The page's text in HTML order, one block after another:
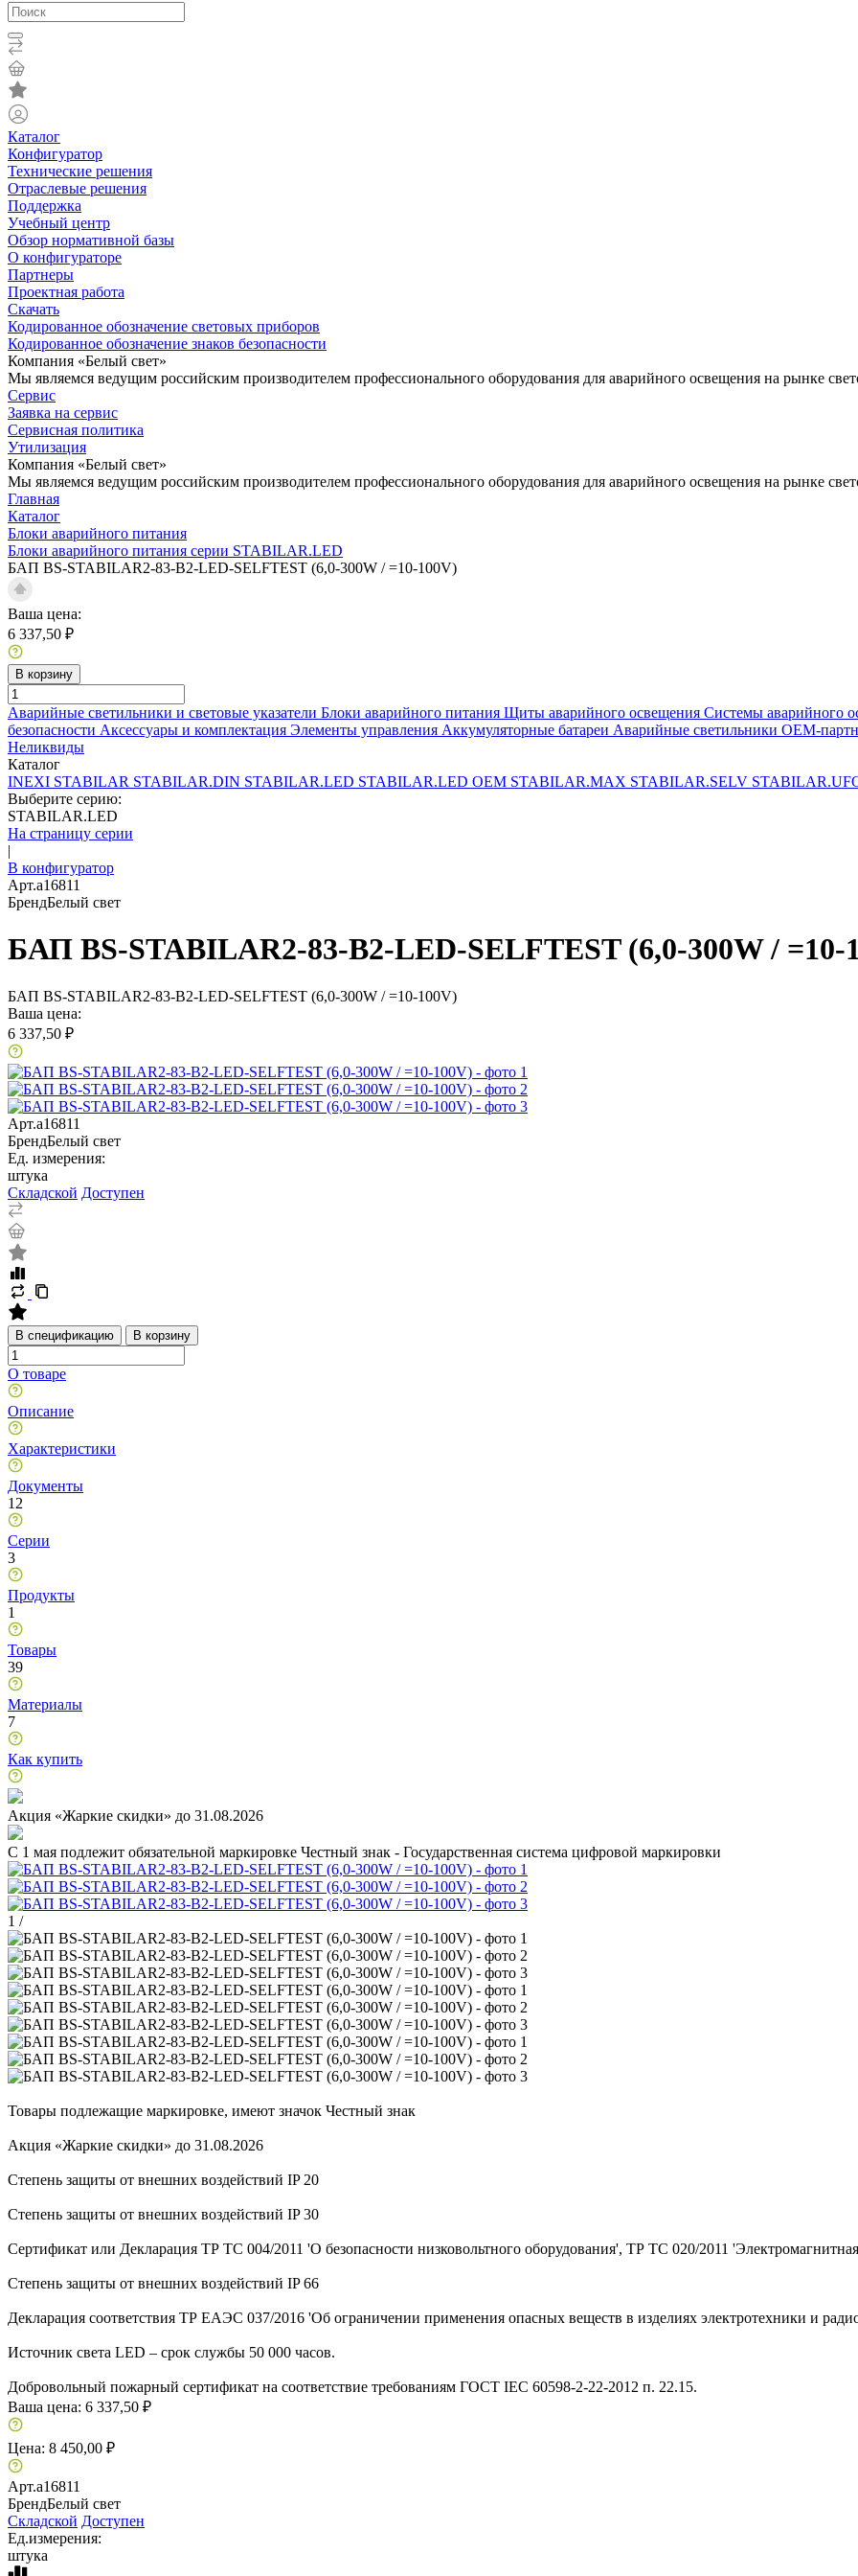
Каталог
Конфигуратор
Технические решения
Отраслевые решения
Поддержка
Учебный центр
Обзор нормативной базы
О конфигураторе
Партнеры
Проектная работа
Скачать
Кодированное обозначение световых приборов
Кодированное обозначение знаков безопасности
Компания «Белый свет»
Мы являемся ведущим российским производителем профессионального оборудования для аварийного освещения на рынке
Сервис
Заявка на сервис
Сервисная политика
Утилизация
Компания «Белый свет»
Мы являемся ведущим российским производителем профессионального оборудования для аварийного освещения на рынке
Главная
Каталог
Блоки аварийного питания
Блоки аварийного питания серии STABILAR.LED
БАП BS-STABILAR2-83-B2-LED-SELFTEST (6,0-300W / =10-100V)
Ваша цена:
6 337,50 ₽
В корзину
Аварийные светильники и световые указатели Блоки аварийного питания Щиты аварийного освещения Системы аварийного
безопасности Аксессуары и комплектация Элементы управления Аккумуляторные батареи Аварийные светильники ОЕМ-
Неликвиды
Каталог
INEXI STABILAR STABILAR.DIN STABILAR.LED STABILAR.LED OEM STABILAR.MAX STABILAR.SELV
Выберите серию:
STABILAR.LED
На страницу серии
|
В конфигуратор
Арт.a16811
БрендБелый свет
БАП BS-STABILAR2-83-B2-LED-SELFTEST (6,0-300W / =10-
БАП BS-STABILAR2-83-B2-LED-SELFTEST (6,0-300W / =10-100V)
Ваша цена:
6 337,50 ₽
Арт.a16811
БрендБелый свет
Ед. измерения:
штука
Складской Доступен
В спецификацию В корзину
О товаре
Описание
Характеристики
Документы
12
Серии
3
Продукты
1
Товары
39
Материалы
7
Как купить
Акция «Жаркие скидки» до 31.08.2026
C 1 мая подлежит обязательной маркировке Честный знак - Государственная система цифровой маркировки
1 /
Товары подлежащие маркировке, имеют значок Честный знак
Акция «Жаркие скидки» до 31.08.2026
Степень защиты от внешних воздействий IP 20
Степень защиты от внешних воздействий IP 30
Сертификат или Декларация ТР ТС 004/2011 'О безопасности низковольтного оборудования', ТР ТС 020/2011
Степень защиты от внешних воздействий IP 66
Декларация соответствия ТР ЕАЭС 037/2016 'Об ограничении применения опасных веществ в изделиях электротехники и
Источник света LED – срок службы 50 000 часов.
Добровольный пожарный сертификат на соответствие требованиям ГОСТ IEC 60598-2-22-2012 п. 22.15.
Ваша цена: 6 337,50 ₽
Цена: 8 450,00 ₽
Арт.a16811
БрендБелый свет
Складской Доступен
Ед.измерения:
штука